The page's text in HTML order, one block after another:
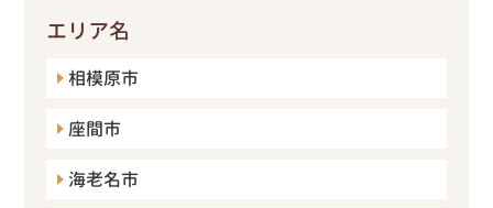
エリア名
相模原市
座間市
海老名市